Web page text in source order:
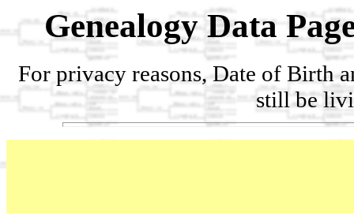
Genealogy Data
For privacy reasons, Date of Birth
still be